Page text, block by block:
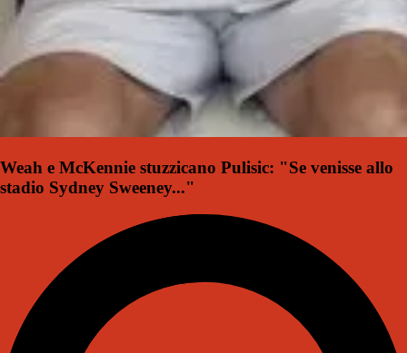
Weah e McKennie stuzzicano Pulisic: "Se venisse allo
stadio Sydney Sweeney..."